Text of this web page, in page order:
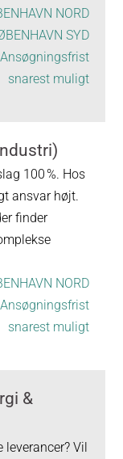
NORD
SYD
Ansøgningsfrist
snarest muligt
100 %. Hos
ansvar højt.
finder
NORD
Ansøgningsfrist
snarest muligt
&
Vil